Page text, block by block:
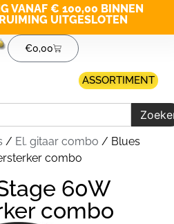
VANAF € 100,00 BINNEN
UITGESLOTEN
€0,00
ASSORTIMENT
/ El. gitaar combo / Blues
combo
60W
combo